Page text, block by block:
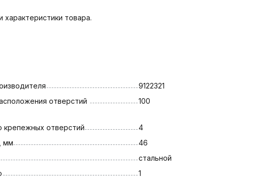
товара.
9122321
отверстий
100
крепежных отверстий
4
мм
46
стальной
1